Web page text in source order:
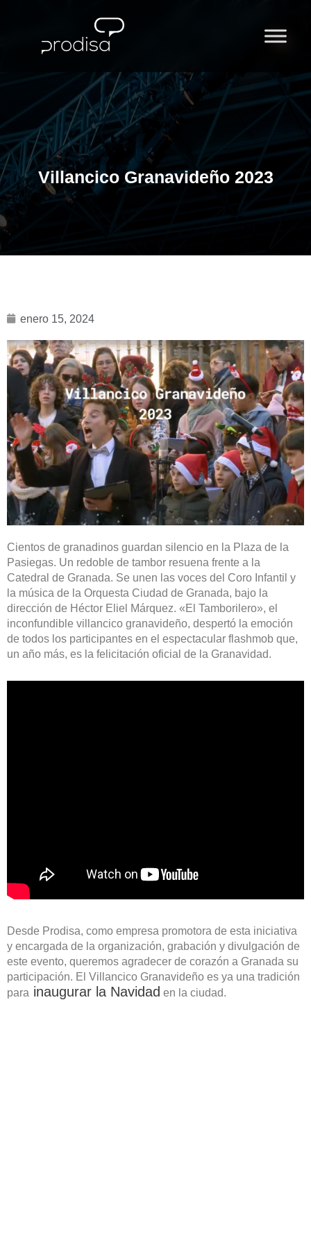
Villancico Granavideño 2023
enero 15, 2024
Cientos de granadinos guardan silencio en la Plaza de la
Pasiegas. Un redoble de tambor resuena frente a la
Catedral de Granada. Se unen las voces del Coro Infantil y
la música de la Orquesta Ciudad de Granada, bajo la
dirección de Héctor Eliel Márquez. «El Tamborilero», el
inconfundible villancico granavideño, despertó la emoción
de todos los participantes en el espectacular flashmob que,
un año más, es la felicitación oficial de la Granavidad.
Desde Prodisa, como empresa promotora de esta iniciativa
y encargada de la organización, grabación y divulgación de
este evento, queremos agradecer de corazón a Granada su
participación. El Villancico Granavideño es ya una tradición
para inaugurar la Navidad en la ciudad.